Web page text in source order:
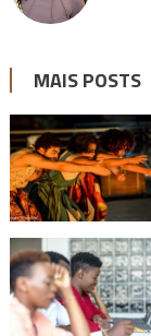
MAIS POSTS